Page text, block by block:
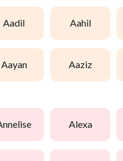
aadil aahil
aayan aaziz
annelise alexa